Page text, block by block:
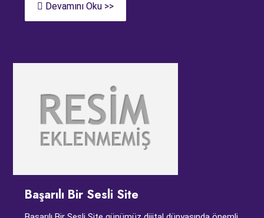
Devamını Oku >>
Başarılı Bir Sesli Site